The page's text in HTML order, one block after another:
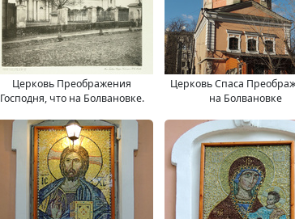
Церковь Преображения
Господня, что на Болвановке.
Церковь Спаса
на Болвановке